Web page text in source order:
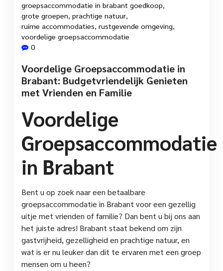
groepsaccommodatie in brabant goedkoop,
grote groepen, prachtige natuur,
ruime accommodaties, rustgevende omgeving,
voordelige groepsaccommodatie
0
Voordelige Groepsaccommodatie in
Brabant: Budgetvriendelijk Genieten
met Vrienden en Familie
Voordelige
Groepsaccommodatie
in Brabant
Bent u op zoek naar een betaalbare
groepsaccommodatie in Brabant voor een gezellig
uitje met vrienden of familie? Dan bent u bij ons aan
het juiste adres! Brabant staat bekend om zijn
gastvrijheid, gezelligheid en prachtige natuur, en
wat is er nu leuker dan dit te ervaren met een groep
mensen om u heen?